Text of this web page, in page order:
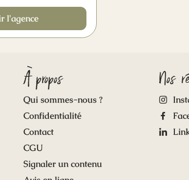
l'agence
À propos
Qui sommes-nous ?
Confidentialité
Contact
CGU
Signaler un contenu
Nos